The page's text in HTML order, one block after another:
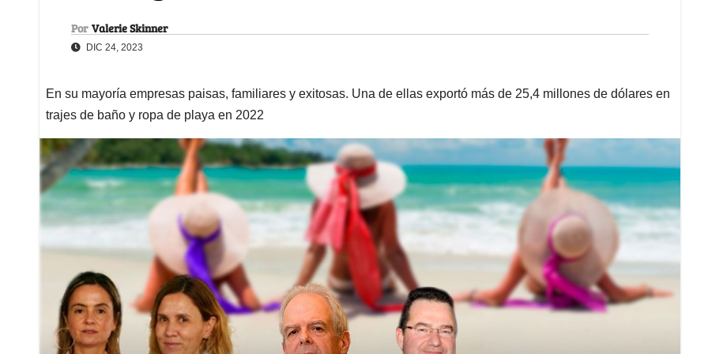
Por Valerie Skinner
DIC 24, 2023
En su mayoría empresas paisas, familiares y exitosas. Una de ellas exportó más de 25,4 millones de dólares en
trajes de baño y ropa de playa en 2022